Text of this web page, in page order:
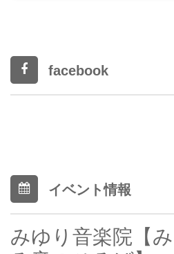
facebook
イベント情報
みゆり音楽院【